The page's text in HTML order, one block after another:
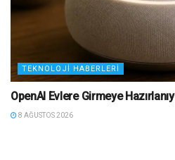
TEKNOLOJI HABERLERI
OpenAI Evlere Girmeye
8 AĞUSTOS 2026